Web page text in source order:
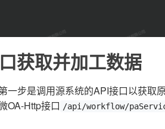
获取并加工数据
一步是调用源系统的API接口以获取
OA-Http接口 /api/workflow/